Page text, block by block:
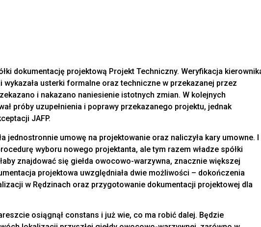
dokumentację projektową Projekt Techniczny. Weryfikacja
usterki formalne oraz techniczne w przekazanej przez
i nakazano naniesienie istotnych zmian. W kolejnych
próby uzupełnienia i poprawy przekazanego projektu, jednak
JAFP.
jednostronnie umowę na projektowanie oraz naliczyła kary umowne. I
wyboru nowego projektanta, ale tym razem władze spółki
znajdować się giełda owocowo-warzywna, znacznie większej
projektowa uwzględniała dwie możliwości – dokończenia
w Rędzinach oraz przygotowanie dokumentacji projektowej dla
osiągnął constans i już wie, co ma robić dalej. Będzie